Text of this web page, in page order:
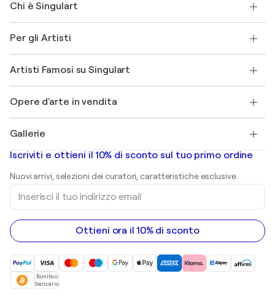
Spedizione
Offri una carta regalo
Partecipa al nostro programma commerciale
Il mio account
Protezione acquirente
+39 694500608
Chi è Singulart
FAQ
Magazine di Singulart
Lavori
Scopri arte originale selezionata
Per gli Artisti
Accedi come Artista
Artisti Famosi su Singulart
Marc Chagall
Banksy
Mr. Brainwash
Shepard Fairey
Opere d'arte in vendita
Quadri astratti in vendita
Dipinti di paesaggi
sculture
Dipinti acrilici
Gallerie
Gallerie d’arte in Italia
Iscriviti e ottieni il 10% di sconto sul tuo primo ordine
Nuovi arrivi, selezioni dei curatori, caratteristiche esclusive.
Inserisci
tuo
indirizzo
email
Ottieni ora il 10% di sconto
Bonifico
bancario